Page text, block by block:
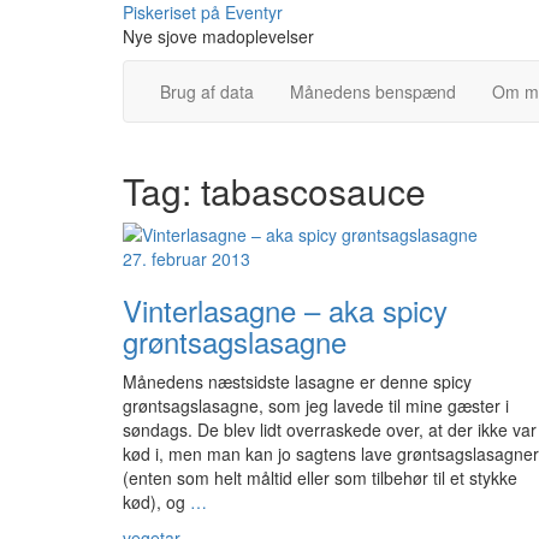
Piskeriset på Eventyr
Nye sjove madoplevelser
Brug af data Månedens benspænd Om
Tag: tabascosauce
27. februar 2013
Vinterlasagne – aka spicy
grøntsagslasagne
Månedens næstsidste lasagne er denne spicy
grøntsagslasagne, som jeg lavede til mine gæster i
søndags. De blev lidt overraskede over, at der ikke var
kød i, men man kan jo sagtens lave grøntsagslasagner
(enten som helt måltid eller som tilbehør til et stykke
kød), og …